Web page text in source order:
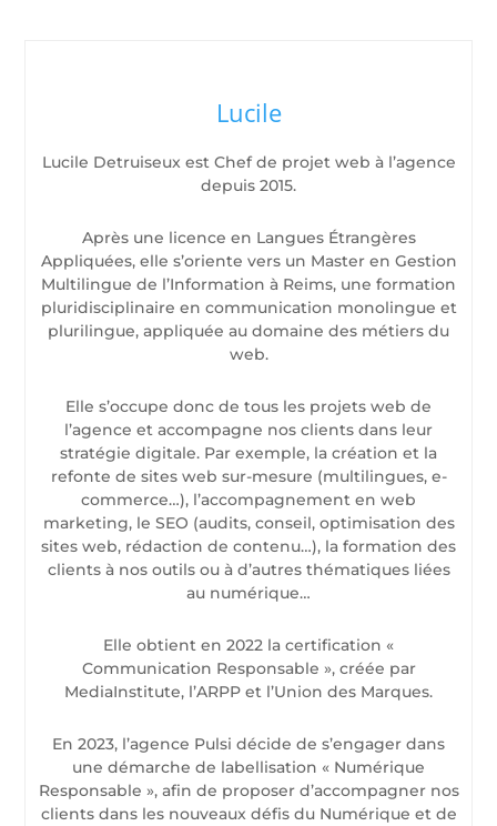
Lucile
Lucile Detruiseux est Chef de projet web à l’agence
depuis 2015.
Après une licence en Langues Étrangères
Appliquées, elle s’oriente vers un Master en Gestion
Multilingue de l’Information à Reims, une formation
pluridisciplinaire en communication monolingue et
plurilingue, appliquée au domaine des métiers du
web.
Elle s’occupe donc de tous les projets web de
l’agence et accompagne nos clients dans leur
stratégie digitale. Par exemple, la création et la
refonte de sites web sur-mesure (multilingues, e-
commerce…), l’accompagnement en web
marketing, le SEO (audits, conseil, optimisation des
sites web, rédaction de contenu…), la formation des
clients à nos outils ou à d’autres thématiques liées
au numérique…
Elle obtient en 2022 la certification «
Communication Responsable », créée par
MediaInstitute, l’ARPP et l’Union des Marques.
En 2023, l’agence Pulsi décide de s’engager dans
une démarche de labellisation « Numérique
Responsable », afin de proposer d’accompagner nos
clients dans les nouveaux défis du Numérique et de